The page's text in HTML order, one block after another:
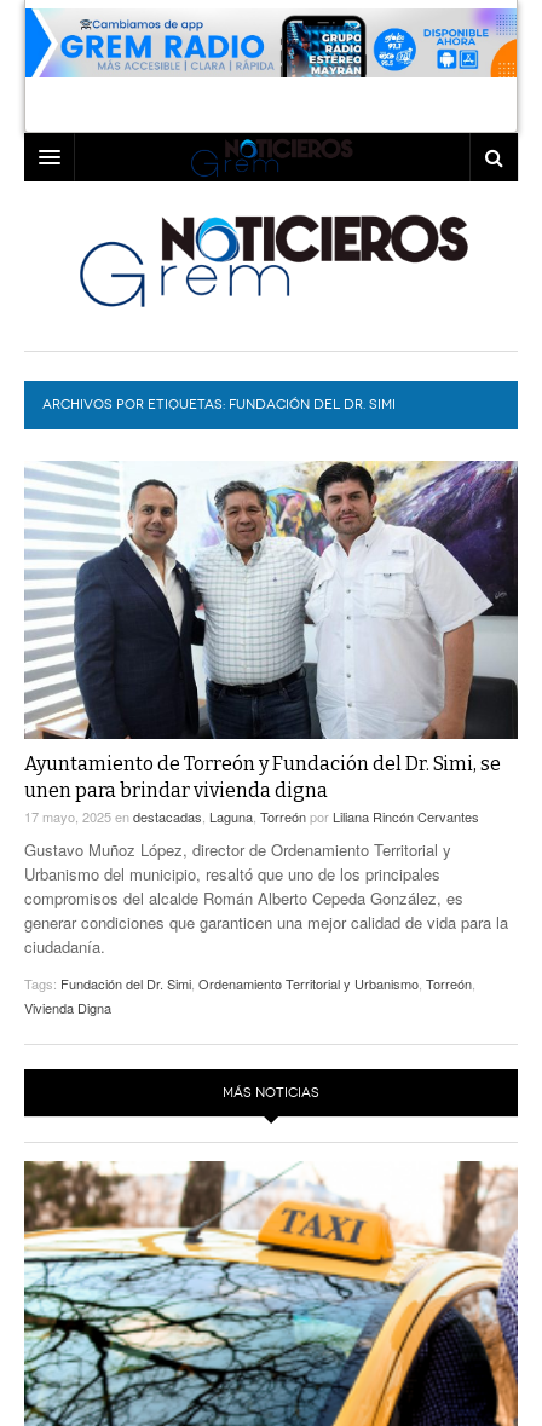
LAGUNA
TORREÓN
GÓMEZ PALACIO
LERDO
COAHUILA
DURANGO
DEPORTES
EXA
EL EXACTO
EXA INFORMA
GLOBO
CONTEXTOS
TRAYECTO LAGUNA
A MEDIA MAÑANA
A TODA LEY
DIÁLOGOS CON LA HISTORIA
TWEETS AND BEATS
LA MEJOR 97.1 ESTÉREO GALLITO
ACTUALIDADES GREM
PULSO
LA MEJOR INFORMACIÓN
COLABORADORES
PC29
ACTUALIDADES GREM
ARCHIVOS POR ETIQUETAS: FUNDACIÓN DEL DR. SIMI
Ayuntamiento de Torreón y Fundación del Dr. Simi, se
unen para brindar vivienda digna
17 mayo, 2025endestacadas Laguna Torreónpor Liliana Rincón Cervantes
Gustavo Muñoz López, director de Ordenamiento Territorial y
Urbanismo del municipio, resaltó que uno de los principales
compromisos del alcalde Román Alberto Cepeda González, es
generar condiciones que garanticen una mejor calidad de vida para la
ciudadanía.
Tags: Fundación del Dr. Simi Ordenamiento Territorial y Urbanismo Torreón
Vivienda Digna
MÁS NOTICIAS